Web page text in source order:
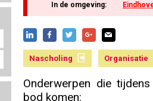
In de omgeving:
Nascholing Organisatie
Onderwerpen die
bod komen: